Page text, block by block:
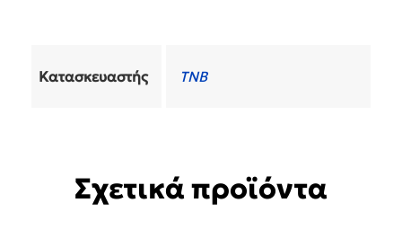
Κατασκευαστής TNB
Σχετικά προϊόντα